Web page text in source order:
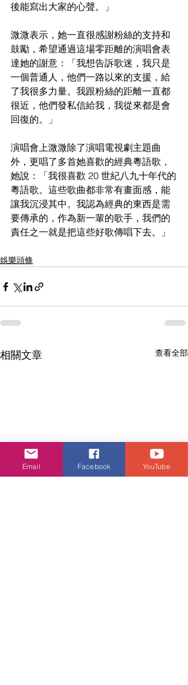
後能寫出大家的心聲。」
溦溦表示，她一直很感謝粉絲的支持和
鼓勵，希望通過這場零距離的演唱會表
達她的謝意：「我想告訴歌迷，我只是
一個普通人，他們一路以來的支援，給
了我很多力量。我跟粉絲的距離一直都
很近，他們發私信給我，我從來都是會
回復的。」
演唱會上溦溦除了演唱電視劇主題曲
外，更唱了多首她喜歡的經典粵語歌，
她說：「我很喜歡 20 世紀八九十年代的
粵語歌。這些歌曲都非常有畫面感，能
讓我沉浸其中。我認為經典的東西是需
要傳承的，作為新一輩的歌手，我們的
責任之一就是把這些好歌傳唱下去。」
娛樂頭條
相關文章 查看全部
Email Facebook YouTube